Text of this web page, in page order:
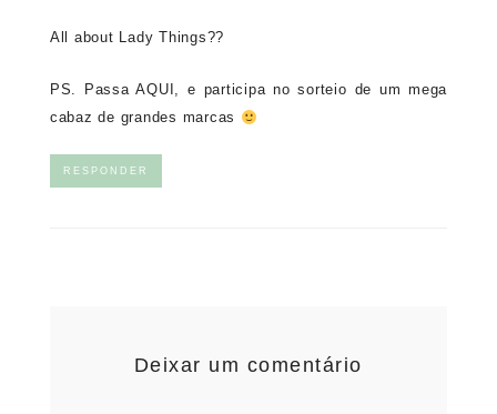
All about Lady Things??
PS. PassaAQUI , e participa no sorteio de um mega
cabaz de grandes marcas
RESPONDER
Deixar um comentário